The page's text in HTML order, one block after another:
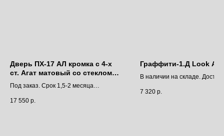
Дверь ПХ-17 АЛ кромка с 4-х
ст. Агат матовый со стеклом
лунный лакобель
Под заказ. Срок 1,5-2 месяца
17 550 р.
Граффити-1.Д Look Art
В наличии на складе.
Цена за полотно
7 320 р.